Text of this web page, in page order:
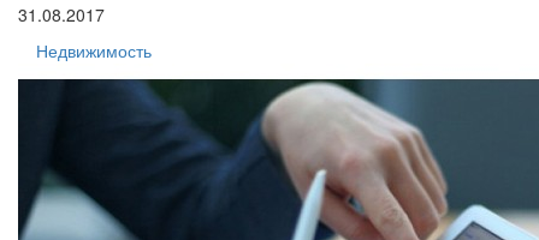
31.08.2017
Недвижимость